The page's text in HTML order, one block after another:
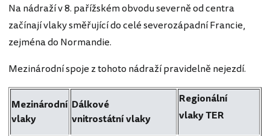
Na nádraží v 8. pařížském obvodu severně od centra
začínají vlaky směřující do celé severozápadní Francie,
zejména do Normandie.
Mezinárodní spoje z tohoto nádraží pravidelně nejezdí.
Mezinárodní
vlaky
Dálkové
vnitrostátní vlaky
Regionální
vlaky TER